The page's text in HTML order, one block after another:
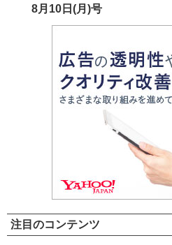
8月10日(月)号
注目のコンテンツ